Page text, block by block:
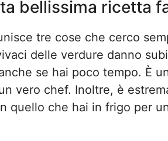
bellissima ricetta
tre cose che cerco
delle verdure danno
se hai poco tempo. È
vero chef. Inoltre, è
quello che hai in frigo per